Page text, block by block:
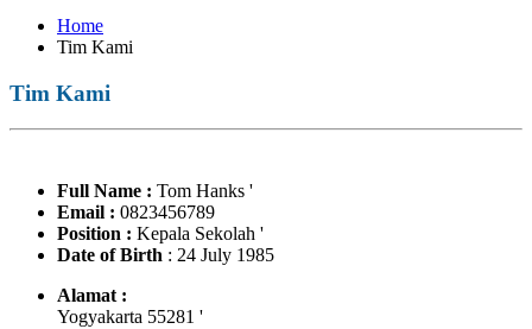
Home
Tim Kami
Tim Kami
Full Name : Tom Hanks '
Email : 0823456789
Position : Kepala Sekolah '
Date of Birth : 24 July 1985
Alamat :
Yogyakarta 55281 '